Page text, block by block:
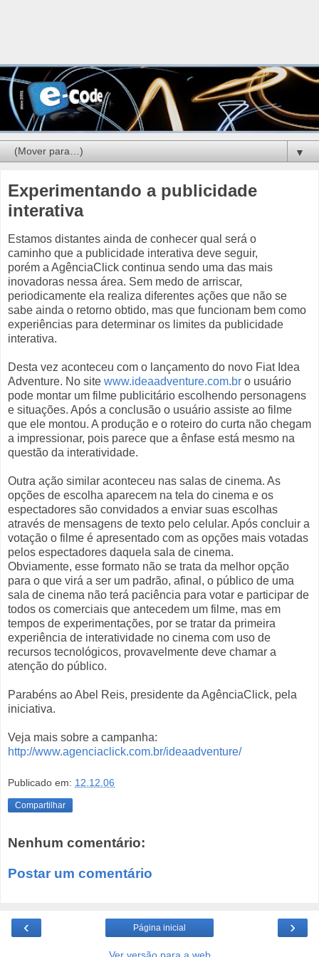
▼
Experimentando a publicidade
interativa
Estamos distantes ainda de conhecer qual será o
caminho que a publicidade interativa deve seguir,
porém a AgênciaClick continua sendo uma das mais
inovadoras nessa área. Sem medo de arriscar,
periodicamente ela realiza diferentes ações que não se
sabe ainda o retorno obtido, mas que funcionam bem como
experiências para determinar os limites da publicidade
interativa.
Desta vez aconteceu com o lançamento do novo Fiat Idea
Adventure. No site www.ideaadventure.com.br o usuário
pode montar um filme publicitário escolhendo personagens
e situações. Após a conclusão o usuário assiste ao filme
que ele montou. A produção e o roteiro do curta não chegam
a impressionar, pois parece que a ênfase está mesmo na
questão da interatividade.
Outra ação similar aconteceu nas salas de cinema. As
opções de escolha aparecem na tela do cinema e os
espectadores são convidados a enviar suas escolhas
através de mensagens de texto pelo celular. Após concluir a
votação o filme é apresentado com as opções mais votadas
pelos espectadores daquela sala de cinema.
Obviamente, esse formato não se trata da melhor opção
para o que virá a ser um padrão, afinal, o público de uma
sala de cinema não terá paciência para votar e participar de
todos os comerciais que antecedem um filme, mas em
tempos de experimentações, por se tratar da primeira
experiência de interatividade no cinema com uso de
recursos tecnológicos, provavelmente deve chamar a
atenção do público.
Parabéns ao Abel Reis, presidente da AgênciaClick, pela
iniciativa.
Veja mais sobre a campanha:
http://www.agenciaclick.com.br/ideaadventure/
Publicado em: 12.12.06
Compartilhar
Nenhum comentário:
Postar um comentário
‹ ›
Página inicial
Ver versão para a web